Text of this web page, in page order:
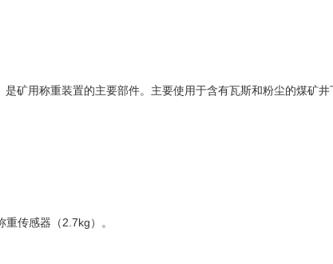
矿用称重装置的主要部件。主要使用于含有瓦斯和粉尘的煤矿
重传感器（2.7kg）。